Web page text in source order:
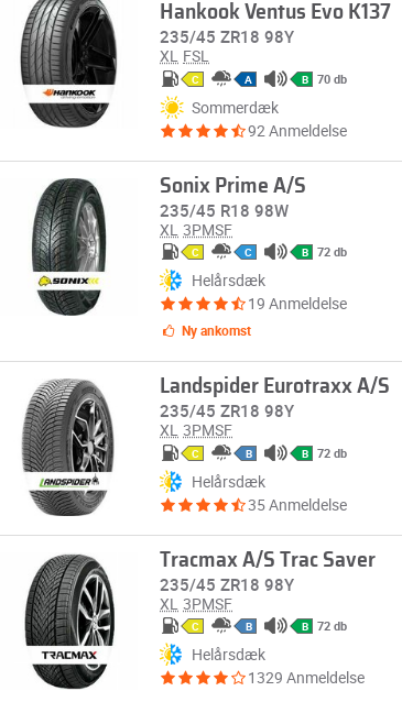
Hankook Ventus Evo K137
235/45 ZR18 98Y
XL FSL
C A B 70 db
Sommerdæk
92 Anmeldelse
Sonix Prime A/S
235/45 R18 98W
XL 3PMSF
C C B 72 db
Helårsdæk
19 Anmeldelse
Ny ankomst
Landspider Eurotraxx A/S
235/45 ZR18 98Y
XL 3PMSF
C B B 72 db
Helårsdæk
35 Anmeldelse
Tracmax A/S Trac Saver
235/45 ZR18 98Y
XL 3PMSF
C B B 72 db
Helårsdæk
1329 Anmeldelse